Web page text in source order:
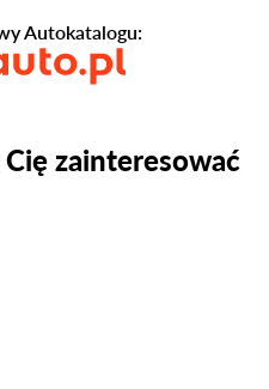
zainteresować
Autokatalogu: